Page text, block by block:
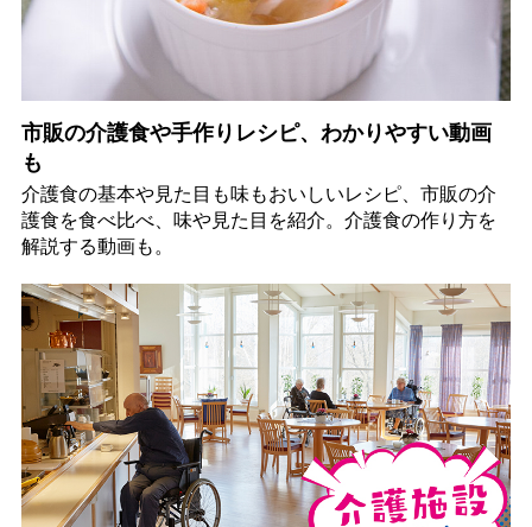
市販の介護食や手作りレシピ、わかりやすい動画
も
介護食の基本や見た目も味もおいしいレシピ、市販の介
護食を食べ比べ、味や見た目を紹介。介護食の作り方を
解説する動画も。